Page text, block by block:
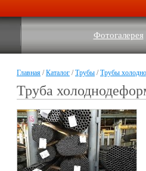
Фотогалерея
Главная /Каталог /Трубы /Трубы
Труба